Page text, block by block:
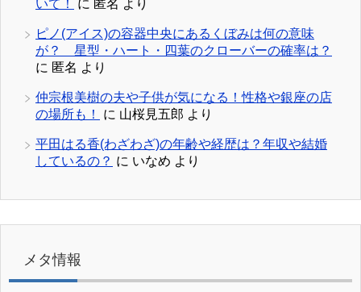
いて！
に 匿名 より
ピノ(アイス)の容器中央にあるくぼみは何の意味
が？ 星型・ハート・四葉のクローバーの確率は？
に 匿名 より
仲宗根美樹の夫や子供が気になる！性格や銀座の店
の場所も！
に 山桜見五郎 より
平田はる香(わざわざ)の年齢や経歴は？年収や結婚
しているの？ に いなめ より
メタ情報